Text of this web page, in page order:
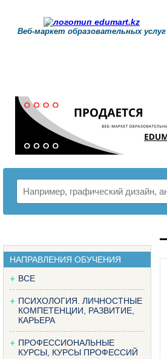
Веб-маркет образовательных услуг
НАПРАВЛЕНИЯ ОБУЧЕНИЯ
ВСЕ
ПСИХОЛОГИЯ. ЛИЧНОСТНЫЕ
КОМПЕТЕНЦИИ, РАЗВИТИЕ,
КАРЬЕРА
ПРОФЕССИОНАЛЬНЫЕ
КУРСЫ, КУРСЫ ПРОФЕССИЙ